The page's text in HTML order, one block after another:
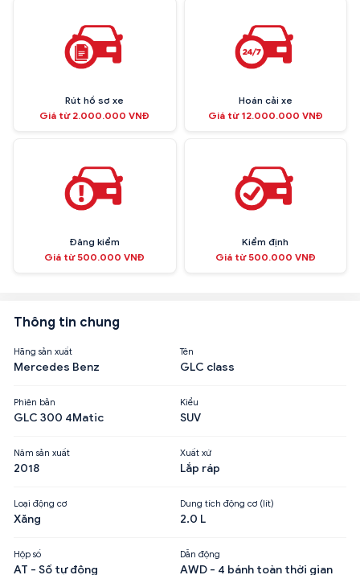
Rút hồ sơ xe
Giá từ 2.000.000 VNĐ
Hoán cải xe
Giá từ 12.000.000 VNĐ
Đăng kiểm
Giá từ 500.000 VNĐ
Kiểm định
Giá từ 500.000 VNĐ
Thông tin chung
Hãng sản xuất
Mercedes Benz
Tên
GLC class
Phiên bản
GLC 300 4Matic
Kiểu
SUV
Năm sản xuất
2018
Xuất xứ
Lắp ráp
Loại động cơ
Xăng
Dung tích động cơ (lít)
2.0 L
Hộp số
AT - Số tự động
Dẫn động
AWD - 4 bánh toàn thời gian